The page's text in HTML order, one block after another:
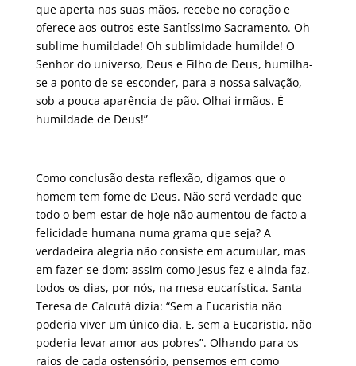
que aperta nas suas mãos, recebe no coração e
oferece aos outros este Santíssimo Sacramento. Oh
sublime humildade! Oh sublimidade humilde! O
Senhor do universo, Deus e Filho de Deus, humilha-
se a ponto de se esconder, para a nossa salvação,
sob a pouca aparência de pão. Olhai irmãos. É
humildade de Deus!”
Como conclusão desta reflexão, digamos que o
homem tem fome de Deus. Não será verdade que
todo o bem-estar de hoje não aumentou de facto a
felicidade humana numa grama que seja? A
verdadeira alegria não consiste em acumular, mas
em fazer-se dom; assim como Jesus fez e ainda faz,
todos os dias, por nós, na mesa eucarística. Santa
Teresa de Calcutá dizia: “Sem a Eucaristia não
poderia viver um único dia. E, sem a Eucaristia, não
poderia levar amor aos pobres”. Olhando para os
raios de cada ostensório, pensemos em como